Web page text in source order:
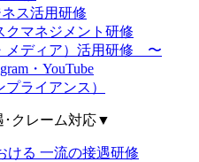
ス活用研修
クマネジメント研修
メディア）活用研修 〜
・YouTube
ライアンス）
･クレーム対応▼
ける 一流の接遇研修